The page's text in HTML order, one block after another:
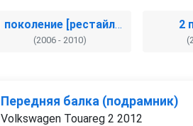
1 поколение [рестайлинг]
(2006 - 2010)
2
Передняя балка (подрамник)
Volkswagen Touareg 2 2012